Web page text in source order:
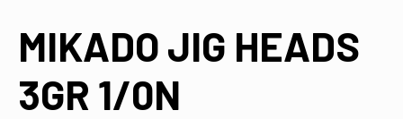
MIKADO JIG HEADS
3GR 1/0N